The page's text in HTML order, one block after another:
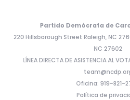
Partido Demócrata de
220 Hillsborough Street Raleigh, NC
NC 27602
LÍNEA DIRECTA DE ASISTENCIA AL
Oficina: 919-821-
Política de